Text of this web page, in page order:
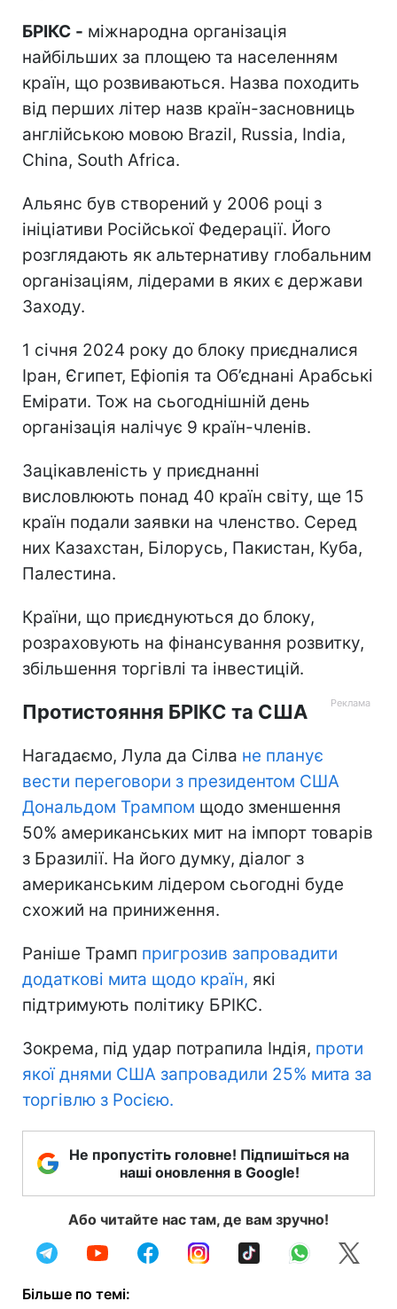
БРІКС - міжнародна організація
найбільших за площею та населенням
країн, що розвиваються. Назва походить
від перших літер назв країн-засновниць
англійською мовою Brazil, Russia, India,
China, South Africa.
Альянс був створений у 2006 році з
ініціативи Російської Федерації. Його
розглядають як альтернативу глобальним
організаціям, лідерами в яких є держави
Заходу.
1 січня 2024 року до блоку приєдналися
Іран, Єгипет, Ефіопія та Об’єднані Арабські
Емірати. Тож на сьогоднішній день
організація налічує 9 країн-членів.
Зацікавленість у приєднанні
висловлюють понад 40 країн світу, ще 15
країн подали заявки на членство. Серед
них Казахстан, Білорусь, Пакистан, Куба,
Палестина.
Країни, що приєднуються до блоку,
розраховують на фінансування розвитку,
збільшення торгівлі та інвестицій.
Протистояння БРІКС та США
Нагадаємо, Лула да Сілва не планує
вести переговори з президентом США
Дональдом Трампом щодо зменшення
50% американських мит на імпорт товарів
з Бразилії. На його думку, діалог з
американським лідером сьогодні буде
схожий на приниження.
Раніше Трамп пригрозив запровадити
додаткові мита щодо країн, які
підтримують політику БРІКС.
Зокрема, під удар потрапила Індія, проти
якої днями США запровадили 25% мита за
торгівлю з Росією.
Не пропустіть головне! Підпишіться на
наші оновлення в Google!
Або читайте нас там, де вам зручно!
Більше по темі: